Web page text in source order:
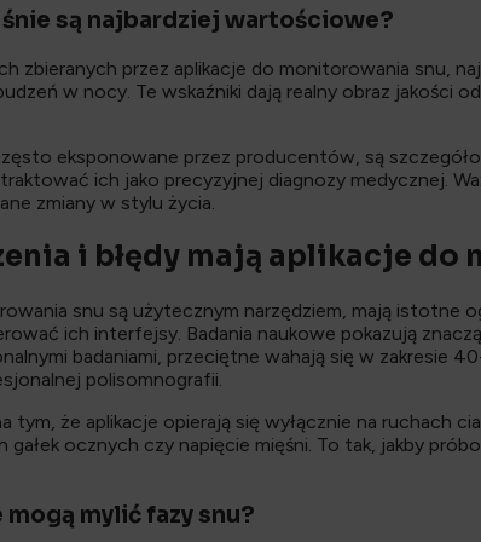
są najbardziej wartościowe?
zbieranych przez aplikacje do monitorowania snu,
w nocy. Te wskaźniki dają realny obraz jakości
eksponowane przez producentów, są
ich jako precyzyjnej diagnozy medycznej.
zmiany w stylu życia.
i błędy mają aplikacje do
snu są użytecznym narzędziem, mają istotne
ich interfejsy. Badania naukowe pokazują
badaniami, przeciętne wahają się w zakresie
polisomnografii.
tym, że aplikacje opierają się wyłącznie na ruchach
gałek ocznych czy napięcie mięśni. To tak, jakby
mylić fazy snu?